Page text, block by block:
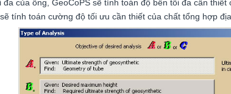
của ống, GeoCoPS sẽ tính toán độ bền tối đa cần
tính toán cường độ tối ưu cần thiết của chất tổng hợp